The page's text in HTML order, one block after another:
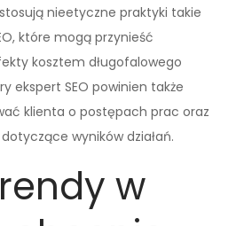
nieetyczne praktyki takie
które mogą przynieść
kosztem długofalowego
ekspert SEO powinien także
klienta o postępach prac oraz
wyników działań.
w